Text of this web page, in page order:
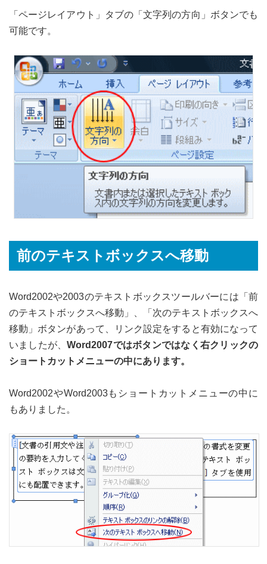
「ページレイアウト」タブの「文字列の方向」ボタンでも
可能です。
前のテキストボックスへ移動
Word2002や2003のテキストボックスツールバーには「前
のテキストボックスへ移動」、「次のテキストボックスへ
移動」ボタンがあって、リンク設定をすると有効になって
いましたが、Word2007ではボタンではなく右クリックの
ショートカットメニューの中にあります。
Word2002やWord2003もショートカットメニューの中に
もありました。